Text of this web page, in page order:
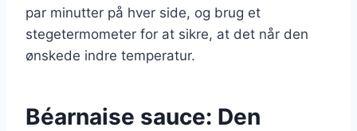
par minutter på hver side, og brug et
stegetermometer for at sikre, at det når den
ønskede indre temperatur.
Béarnaise sauce: Den